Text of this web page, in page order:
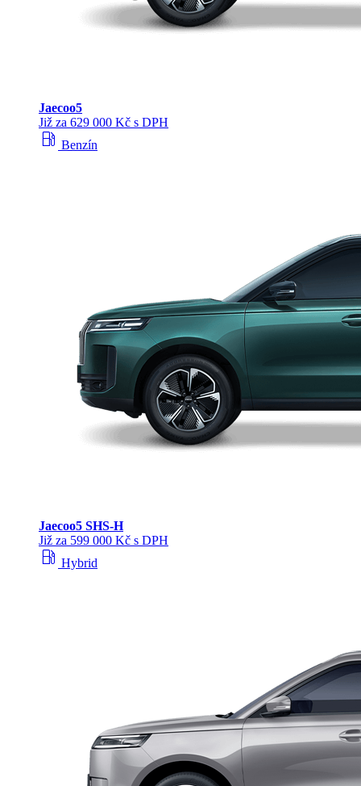
Jaecoo5
Již za 629 000 Kč s DPH
local_gas_station Benzín
Jaecoo5 SHS-H
Již za 599 000 Kč s DPH
local_gas_station Hybrid